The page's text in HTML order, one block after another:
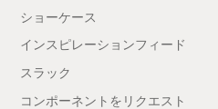
ショーケース
インスピレーションフィード
スラック
コンポーネントをリクエスト